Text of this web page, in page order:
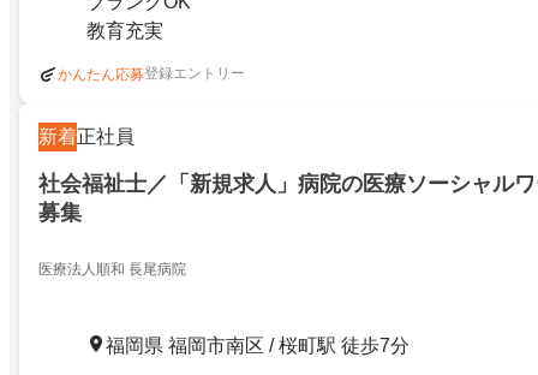
教育充実
かんたん応募登録エントリー
新着正社員
社会福祉士／「新規求人」病院の医療ソーシャル
募集
医療法人順和 長尾病院
福岡県 福岡市南区 / 桜町駅 徒歩7分